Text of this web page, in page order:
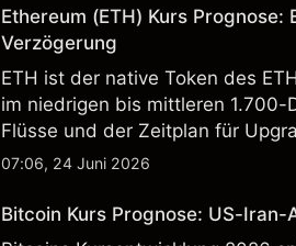
Ethereum (ETH) Kurs
Verzögerung
ETH ist der native Token des
im niedrigen bis mittleren 1.700-
Flüsse und der Zeitplan für
Wertentwicklung in der
07:06, 24 Juni 2026
Bitcoin Kurs Prognose: US-Iran-